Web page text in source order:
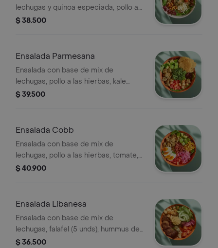
lechugas y quinoa especiada, pollo a
las hierbas, tomate cherry, queso feta,
$ 38.500
Ensalada Parmesana
Ensalada con base de mix de
lechugas, pollo a las hierbas, kale
picado, tomate, aguacate, galletas de
$ 39.500
Ensalada Cobb
Ensalada con base de mix de
lechugas, pollo a las hierbas, tomate,
huevo duro, tocineta, aguacate,
$ 40.900
Ensalada Libanesa
Ensalada con base de mix de
lechugas, falafel (5 unds), hummus de
garbanzo, queso feta, tomate cherry,
$ 36.500